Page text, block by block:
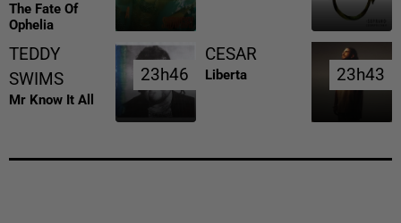
The Fate Of
Ophelia
TEDDY
SWIMS
Mr Know It All
23h46
23h46
CESAR
Liberta 23h43
23h43